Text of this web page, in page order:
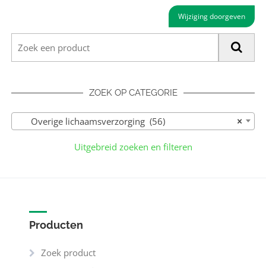
Wijziging doorgeven
ZOEK OP CATEGORIE
×
Overige lichaams­verzorging (56)
Uitgebreid zoeken en filteren
Producten
Zoek product